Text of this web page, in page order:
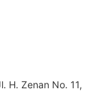
H. Zenan No. 11,